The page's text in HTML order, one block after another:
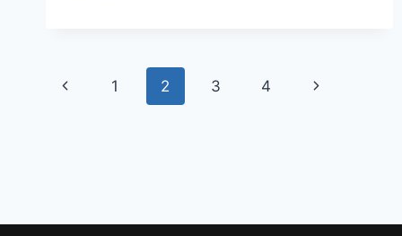
Navegação
Página
1 2 3 4
Página